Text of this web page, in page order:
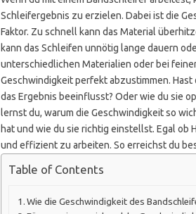
Schleifergebnis zu erzielen. Dabei ist die
Faktor. Zu schnell kann das Material
kann das Schleifen unnötig lange dauern
unterschiedlichen Materialien oder bei
Geschwindigkeit perfekt abzustimmen.
das Ergebnis beeinflusst? Oder wie du sie
lernst du, warum die Geschwindigkeit so
hat und wie du sie richtig einstellst. Egal ob
und effizient zu arbeiten. So erreichst du
Table of Contents
Wie die Geschwindigkeit des